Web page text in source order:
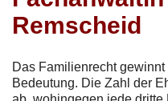
Remscheid
Das Familienrecht
Bedeutung. Die Zahl der